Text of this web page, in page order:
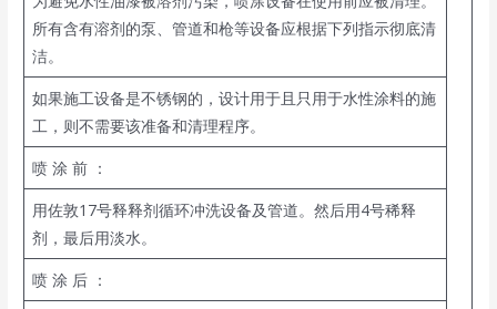
所有含有溶剂的泵、管道和枪等设备应根据下列指示彻底清
洁。
如果施工设备是不锈钢的，设计用于且只用于水性涂料的施
工，则不需要该准备和清理程序。
喷 涂 前 ：
用佐敦17号释释剂循环冲洗设备及管道。然后用4号稀释
剂，最后用淡水。
喷 涂 后 ：